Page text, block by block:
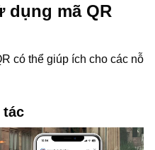
dụng mã QR
có thể giúp ích cho các nỗ